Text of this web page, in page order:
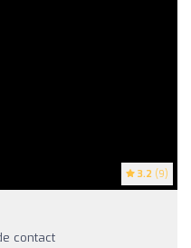
3.2 (9)
contact